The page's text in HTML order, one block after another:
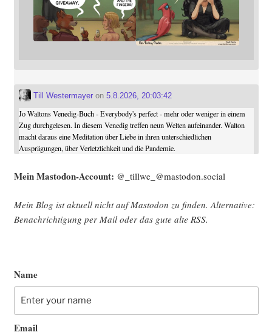
Till Westermayeron 5.8.2026, 20:03:42
Jo Waltons Venedig-Buch - Everybody's perfect - mehr oder weniger in einem
Zug durchgelesen. In diesem Venedig treffen neun Welten aufeinander. Walton
macht daraus eine Meditation über Liebe in ihren unterschiedlichen
Ausprägungen, über Verletzlichkeit und die Pandemie.
Mein Mast­o­don-Account: @_tillwe_@mastodon.social
Mein Blog ist aktu­ell nicht auf Mast­o­don zu fin­den. Alter­na­ti­ve:
Benach­rich­ti­gung per Mail oder das gute alte RSS.
Name
Email